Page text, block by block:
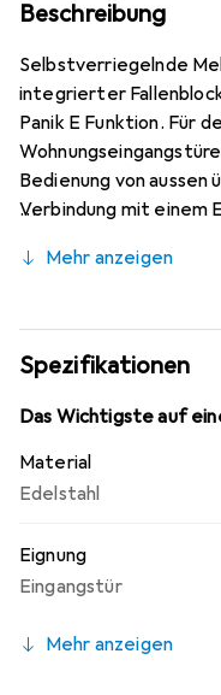
Beschreibung
Selbstverriegelnde
integrierter
Panik E Funktion. Für
Bedienung von aussen
Verbindung mit einem
Gebäudeleitsystem.
Falle und einen
massiven
sowie den zwei
Türsysteme bis zur
Rauchschutzprüfungen
Kombinierbar mit einer
Mehr anzeigen
Spezifikationen
Das Wichtigste auf
Material
Edelstahl
Eignung
Eingangstür
Mehr anzeigen